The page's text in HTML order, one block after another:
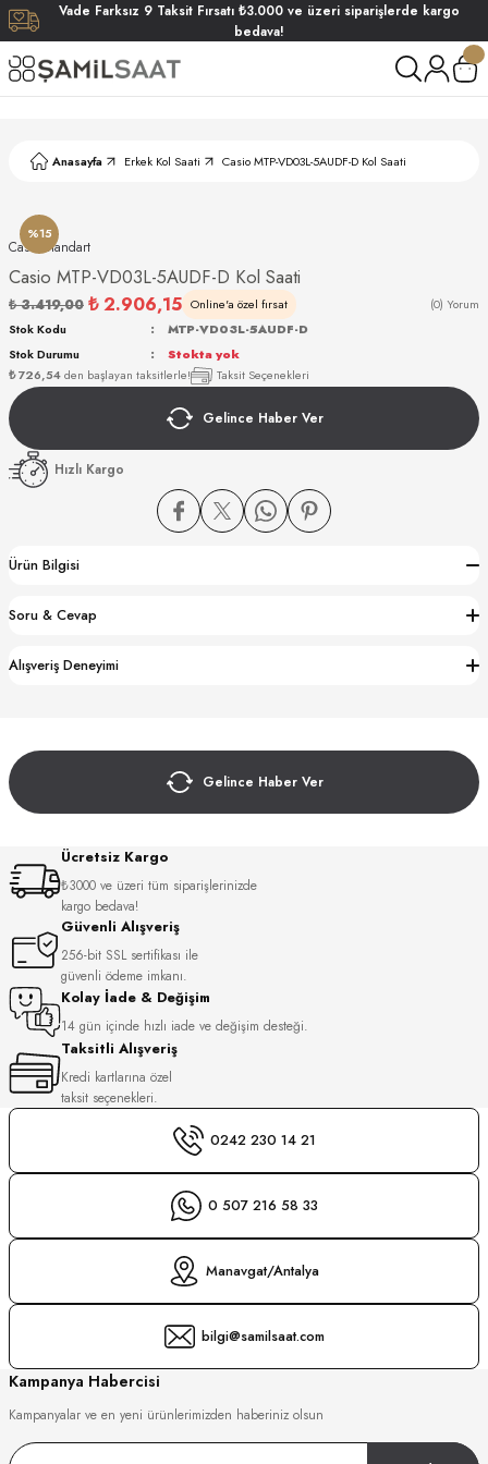
Vade Farksız 9 Taksit Fırsatı ₺3.000 ve üzeri siparişlerde kargo
bedava!
Anasayfa Erkek Kol Saati Casio MTP-VD03L-5AUDF-D Kol Saati
%15
Casıo Standart
Casio MTP-VD03L-5AUDF-D Kol Saati
₺ 3.419,00 ₺ 2.906,15 Online'a özel fırsat (0) Yorum
₺ 726,54den başlayan taksitlerle! Taksit Seçenekleri
Stok Kodu
MTP-VD03L-5AUDF-D
Stok Durumu
Stokta yok
Gelince Haber Ver
Hızlı Kargo
Ürün Bilgisi
Soru & Cevap
Alışveriş Deneyimi
Gelince Haber Ver
Ücretsiz Kargo
₺3000 ve üzeri tüm siparişlerinizde
kargo bedava!
Güvenli Alışveriş
256-bit SSL sertifikası ile
güvenli ödeme imkanı.
Kolay İade & Değişim
14 gün içinde hızlı iade ve değişim desteği.
Taksitli Alışveriş
Kredi kartlarına özel
taksit seçenekleri.
0242 230 14 21
0 507 216 58 33
Manavgat/Antalya
bilgi@samilsaat.com
Kampanya Habercisi
Kampanyalar ve en yeni ürünlerimizden haberiniz olsun